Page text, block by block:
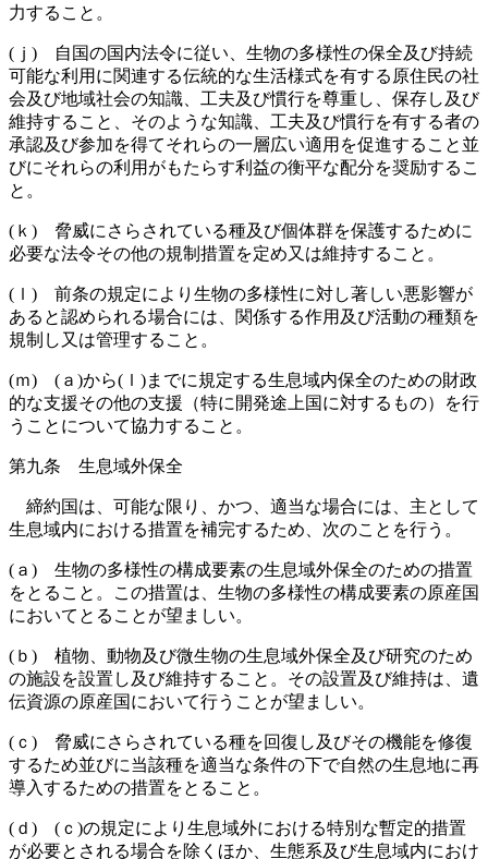
力すること。
(ｊ) 自国の国内法令に従い、生物の多様性の保全及び持続
可能な利用に関連する伝統的な生活様式を有する原住民の社
会及び地域社会の知識、工夫及び慣行を尊重し、保存し及び
維持すること、そのような知識、工夫及び慣行を有する者の
承認及び参加を得てそれらの一層広い適用を促進すること並
びにそれらの利用がもたらす利益の衡平な配分を奨励するこ
と。
(ｋ) 脅威にさらされている種及び個体群を保護するために
必要な法令その他の規制措置を定め又は維持すること。
(ｌ) 前条の規定により生物の多様性に対し著しい悪影響が
あると認められる場合には、関係する作用及び活動の種類を
規制し又は管理すること。
(ｍ) (ａ)から(ｌ)までに規定する生息域内保全のための財政
的な支援その他の支援（特に開発途上国に対するもの）を行
うことについて協力すること。
第九条 生息域外保全
締約国は、可能な限り、かつ、適当な場合には、主として
生息域内における措置を補完するため、次のことを行う。
(ａ) 生物の多様性の構成要素の生息域外保全のための措置
をとること。この措置は、生物の多様性の構成要素の原産国
においてとることが望ましい。
(ｂ) 植物、動物及び微生物の生息域外保全及び研究のため
の施設を設置し及び維持すること。その設置及び維持は、遺
伝資源の原産国において行うことが望ましい。
(ｃ) 脅威にさらされている種を回復し及びその機能を修復
するため並びに当該種を適当な条件の下で自然の生息地に再
導入するための措置をとること。
(ｄ) (ｃ)の規定により生息域外における特別な暫定的措置
が必要とされる場合を除くほか、生態系及び生息域内におけ